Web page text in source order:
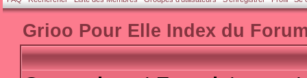
Grioo Pour Elle Index du